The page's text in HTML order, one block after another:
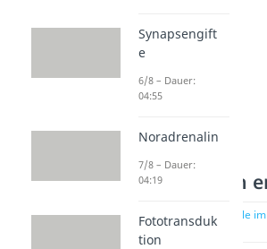
Noradrenalin
zur Stelle
(03:19)
Synapsengift
e
6/8 – Dauer:
04:55
Noradrenalin
7/8 – Dauer:
04:19
Fototransduk
tion